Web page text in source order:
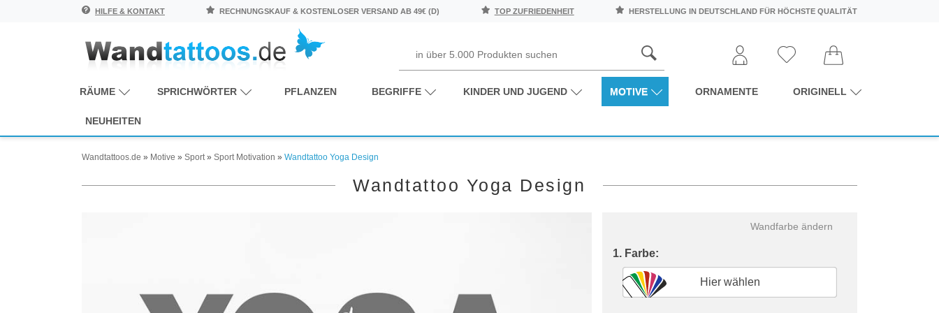
HILFE & KONTAKT RECHNUNGSKAUF & KOSTENLOSER VERSAND AB 49€ (D) TOP ZUFRIEDENHEIT HERSTELLUNG IN DEUTSCHLAND FÜR HÖCHSTE QUALITÄT
RÄUME SPRICHWÖRTER PFLANZEN BEGRIFFE KINDER UND JUGEND MOTIVE ORNAMENTE ORIGINELL
NEUHEITEN
Wandtattoos.de » Motive » Sport » Sport Motivation » Wandtattoo Yoga Design
Wandtattoo Yoga Design
Wandfarbe ändern
1. Farbe:
Hier wählen